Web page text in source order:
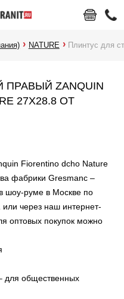
NATURE Плинтус для
ZANQUIN
27X28.8 ОТ
Fiorentino dcho Nature
фабрики Gresmanc –
шоу-руме в Москве по
или через наш интернет-
оптовых покупок можно
для общественных